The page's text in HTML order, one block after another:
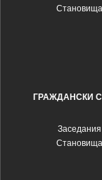
Становища
ГРАЖДАНСКИ
Заседания
Становища